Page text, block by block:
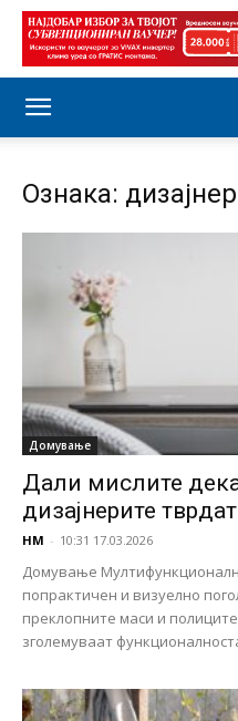
Ознака:
Домување
Дали мислите
дизајнерите
НМ - 10:31 17.03.2026
Домување
попрактичен и визуелно
преклопните маси и
зголемуваат